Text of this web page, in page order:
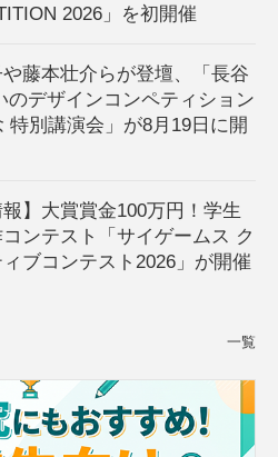
2026」を初開催
藤本壮介らが登壇、「長谷
のデザインコンペティション
特別講演会」が8月19日に開
報】大賞賞金100万円！学生
ンテスト「サイゲームス ク
ィブコンテスト2026」が開催
一覧